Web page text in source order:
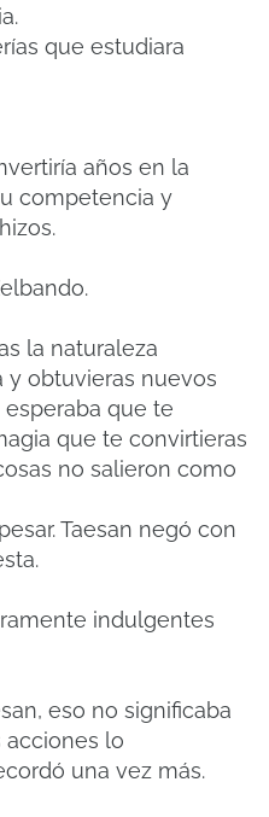
que estudiara
años en la
competencia y
la naturaleza
y obtuvieras nuevos
esperaba que te
que te convirtieras
no salieron como
Taesan negó con
indulgentes
eso no significaba
acciones lo
una vez más.